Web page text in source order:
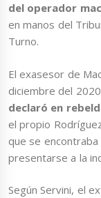
del operador
en manos del
Turno.
El exasesor de
diciembre del
declaró en
el propio
que se
presentarse a la
Según Servini, el